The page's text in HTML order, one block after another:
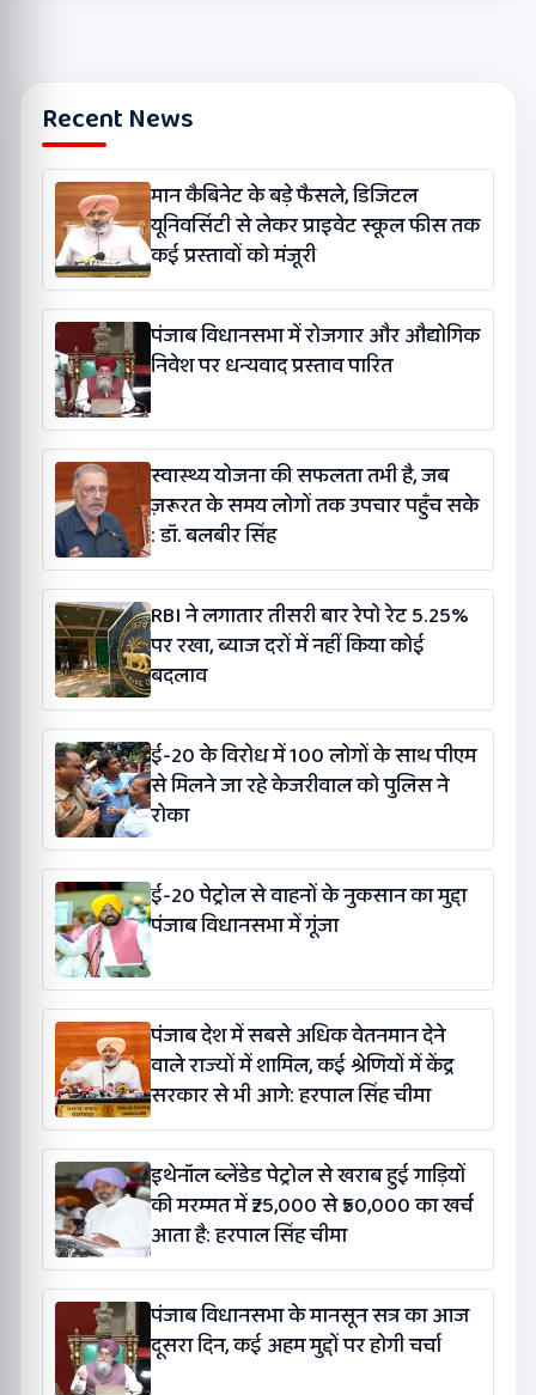
Recent News
मान कैबिनेट के बड़े फैसले, डिजिटल
यूनिवर्सिटी से लेकर प्राइवेट स्कूल फीस तक
कई प्रस्तावों को मंजूरी
पंजाब विधानसभा में रोजगार और औद्योगिक
निवेश पर धन्यवाद प्रस्ताव पारित
स्वास्थ्य योजना की सफलता तभी है, जब
ज़रूरत के समय लोगों तक उपचार पहुँच सके
: डॉ. बलबीर सिंह
RBI ने लगातार तीसरी बार रेपो रेट 5.25%
पर रखा, ब्याज दरों में नहीं किया कोई
बदलाव
ई-20 के विरोध में 100 लोगों के साथ पीएम
से मिलने जा रहे केजरीवाल को पुलिस ने
रोका
ई-20 पेट्रोल से वाहनों के नुकसान का मुद्दा
पंजाब विधानसभा में गूंजा
पंजाब देश में सबसे अधिक वेतनमान देने
वाले राज्यों में शामिल, कई श्रेणियों में केंद्र
सरकार से भी आगे: हरपाल सिंह चीमा
इथेनॉल ब्लेंडेड पेट्रोल से खराब हुई गाड़ियों
की मरम्मत में ₹25,000 से ₹50,000 का खर्च
आता है: हरपाल सिंह चीमा
पंजाब विधानसभा के मानसून सत्र का आज
दूसरा दिन, कई अहम मुद्दों पर होगी चर्चा